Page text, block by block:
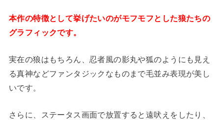
本作の特徴として挙げたいのがモフモフとした狼たちの
グラフィックです。
実在の狼はもちろん、忍者風の影丸や狐のようにも見え
る真神などファンタジックなものまで毛並み表現が美し
いです。
さらに、ステータス画面で放置すると遠吠えをしたり、